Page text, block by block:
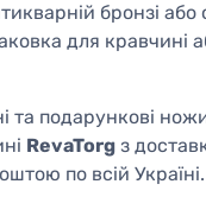
бронзі або
для кравчині
та подарункові
RevaTorg з
по всій